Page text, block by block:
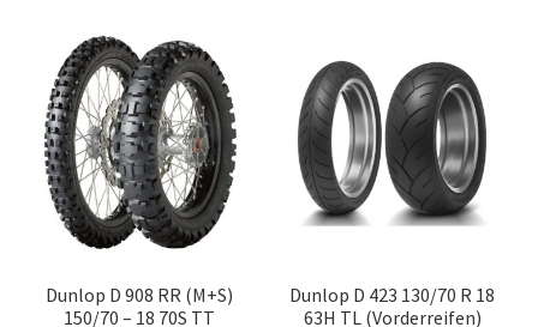
Dunlop D 908 RR (M+S)
150/70 – 18 70S TT
Dunlop D 423 130/70 R 18
63H TL (Vorderreifen)